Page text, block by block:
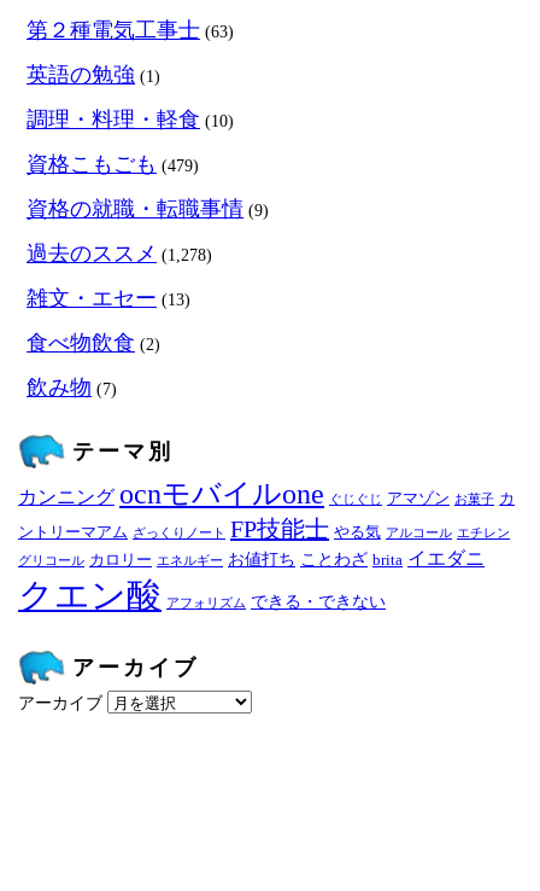
第２種電気工事士 (63)
英語の勉強 (1)
調理・料理・軽食 (10)
資格こもごも (479)
資格の就職・転職事情 (9)
過去のススメ (1,278)
雑文・エセー (13)
食べ物飲食 (2)
飲み物 (7)
テーマ別
カンニング ocnモバイルone ぐじぐじ アマゾン お菓子 カ
ントリーマアム ざっくりノート FP技能士 やる気 アルコール エチレン
グリコール カロリー エネルギー お値打ち ことわざ brita イエダニ
クエン酸 アフォリズム できる・できない
アーカイブ
アーカイブ